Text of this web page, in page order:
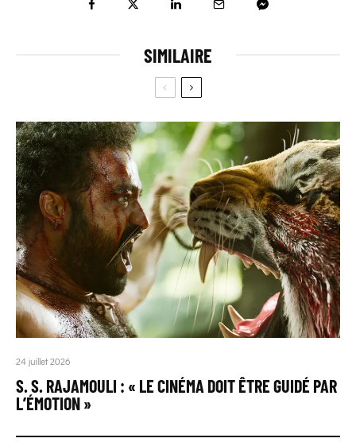
SIMILAIRE
24 juillet 2026
S. S. RAJAMOULI : « LE CINÉMA DOIT ÊTRE GUIDÉ PAR
L’ÉMOTION »